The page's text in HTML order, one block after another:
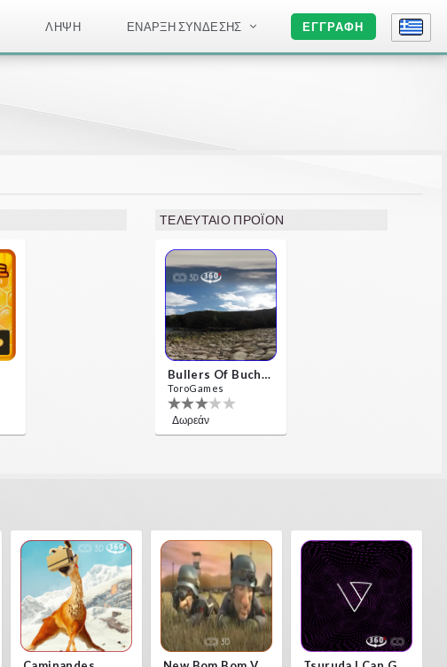
ΛΉΨΗ ΈΝΑΡΞΗ ΣΎΝΔΕΣΗΣ ΕΓΓΡΑΦΉ
ΤΕΛΕΥΤΑΊΟ ΠΡΟΪΌΝ
Bullers Of Buchan Aberdeen
ToroGames
Δωρεάν